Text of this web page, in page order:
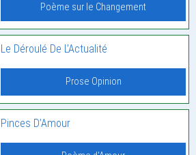
Poème sur le Changement
Le Déroulé De L’Actualité
Prose Opinion
Pinces D’Amour